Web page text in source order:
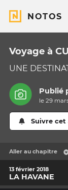
NOTOS
Voyage à
UNE
Publié
le 29
Suivre cet
Aller au chapitre
13 février 2018
LA HAVANE